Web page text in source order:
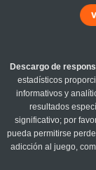
Descargo de
estadísticos
informativos y
resultados
significativo; por
pueda permitirse
adicción al juego,